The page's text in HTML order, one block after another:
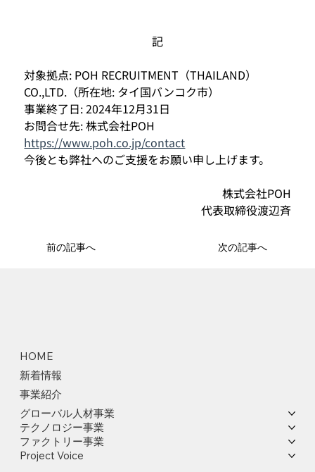
前の記事へ 次の記事へ
記
対象拠点: POH RECRUITMENT（THAILAND）
CO.,LTD.（所在地: タイ国バンコク市）
事業終了日: 2024年12月31日
お問合せ先: 株式会社POH
https://www.poh.co.jp/contact
今後とも弊社へのご支援をお願い申し上げます。
株式会社POH
代表取締役渡辺斉
HOME
新着情報
事業紹介
グローバル人材事業
テクノロジー事業
ファクトリー事業
Project Voice